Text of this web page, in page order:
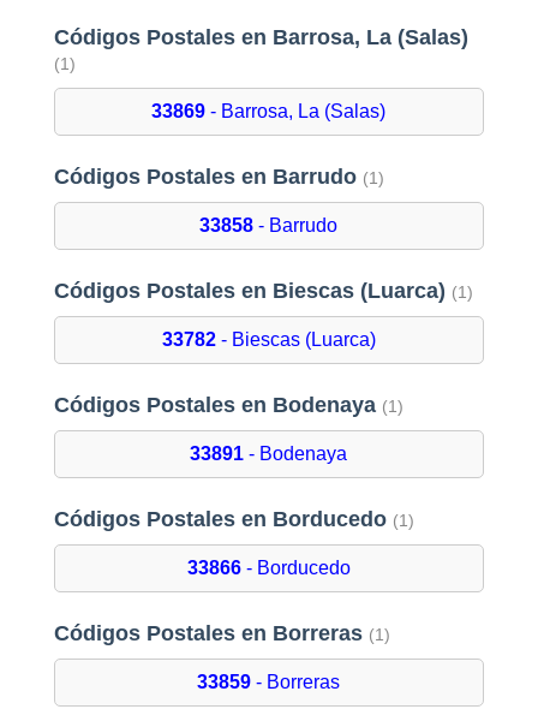
Códigos Postales en Barrosa, La (Salas)
(1)
33869 - Barrosa, La (Salas)
Códigos Postales en Barrudo (1)
33858 - Barrudo
Códigos Postales en Biescas (Luarca) (1)
33782- Biescas (Luarca)
Códigos Postales en Bodenaya (1)
33891 - Bodenaya
Códigos Postales en Borducedo (1)
33866- Borducedo
Códigos Postales en Borreras (1)
33859 - Borreras